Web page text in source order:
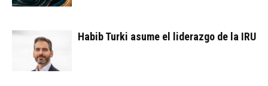
Habib Turki asume el liderazgo de la IRU